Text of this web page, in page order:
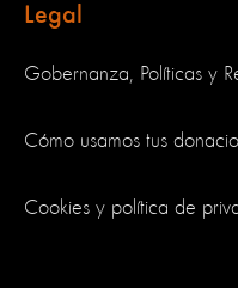
Legal
Gobernanza, Políticas y
Cómo usamos tus
Cookies y política de